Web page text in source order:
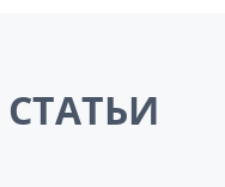
СТАТЬИ